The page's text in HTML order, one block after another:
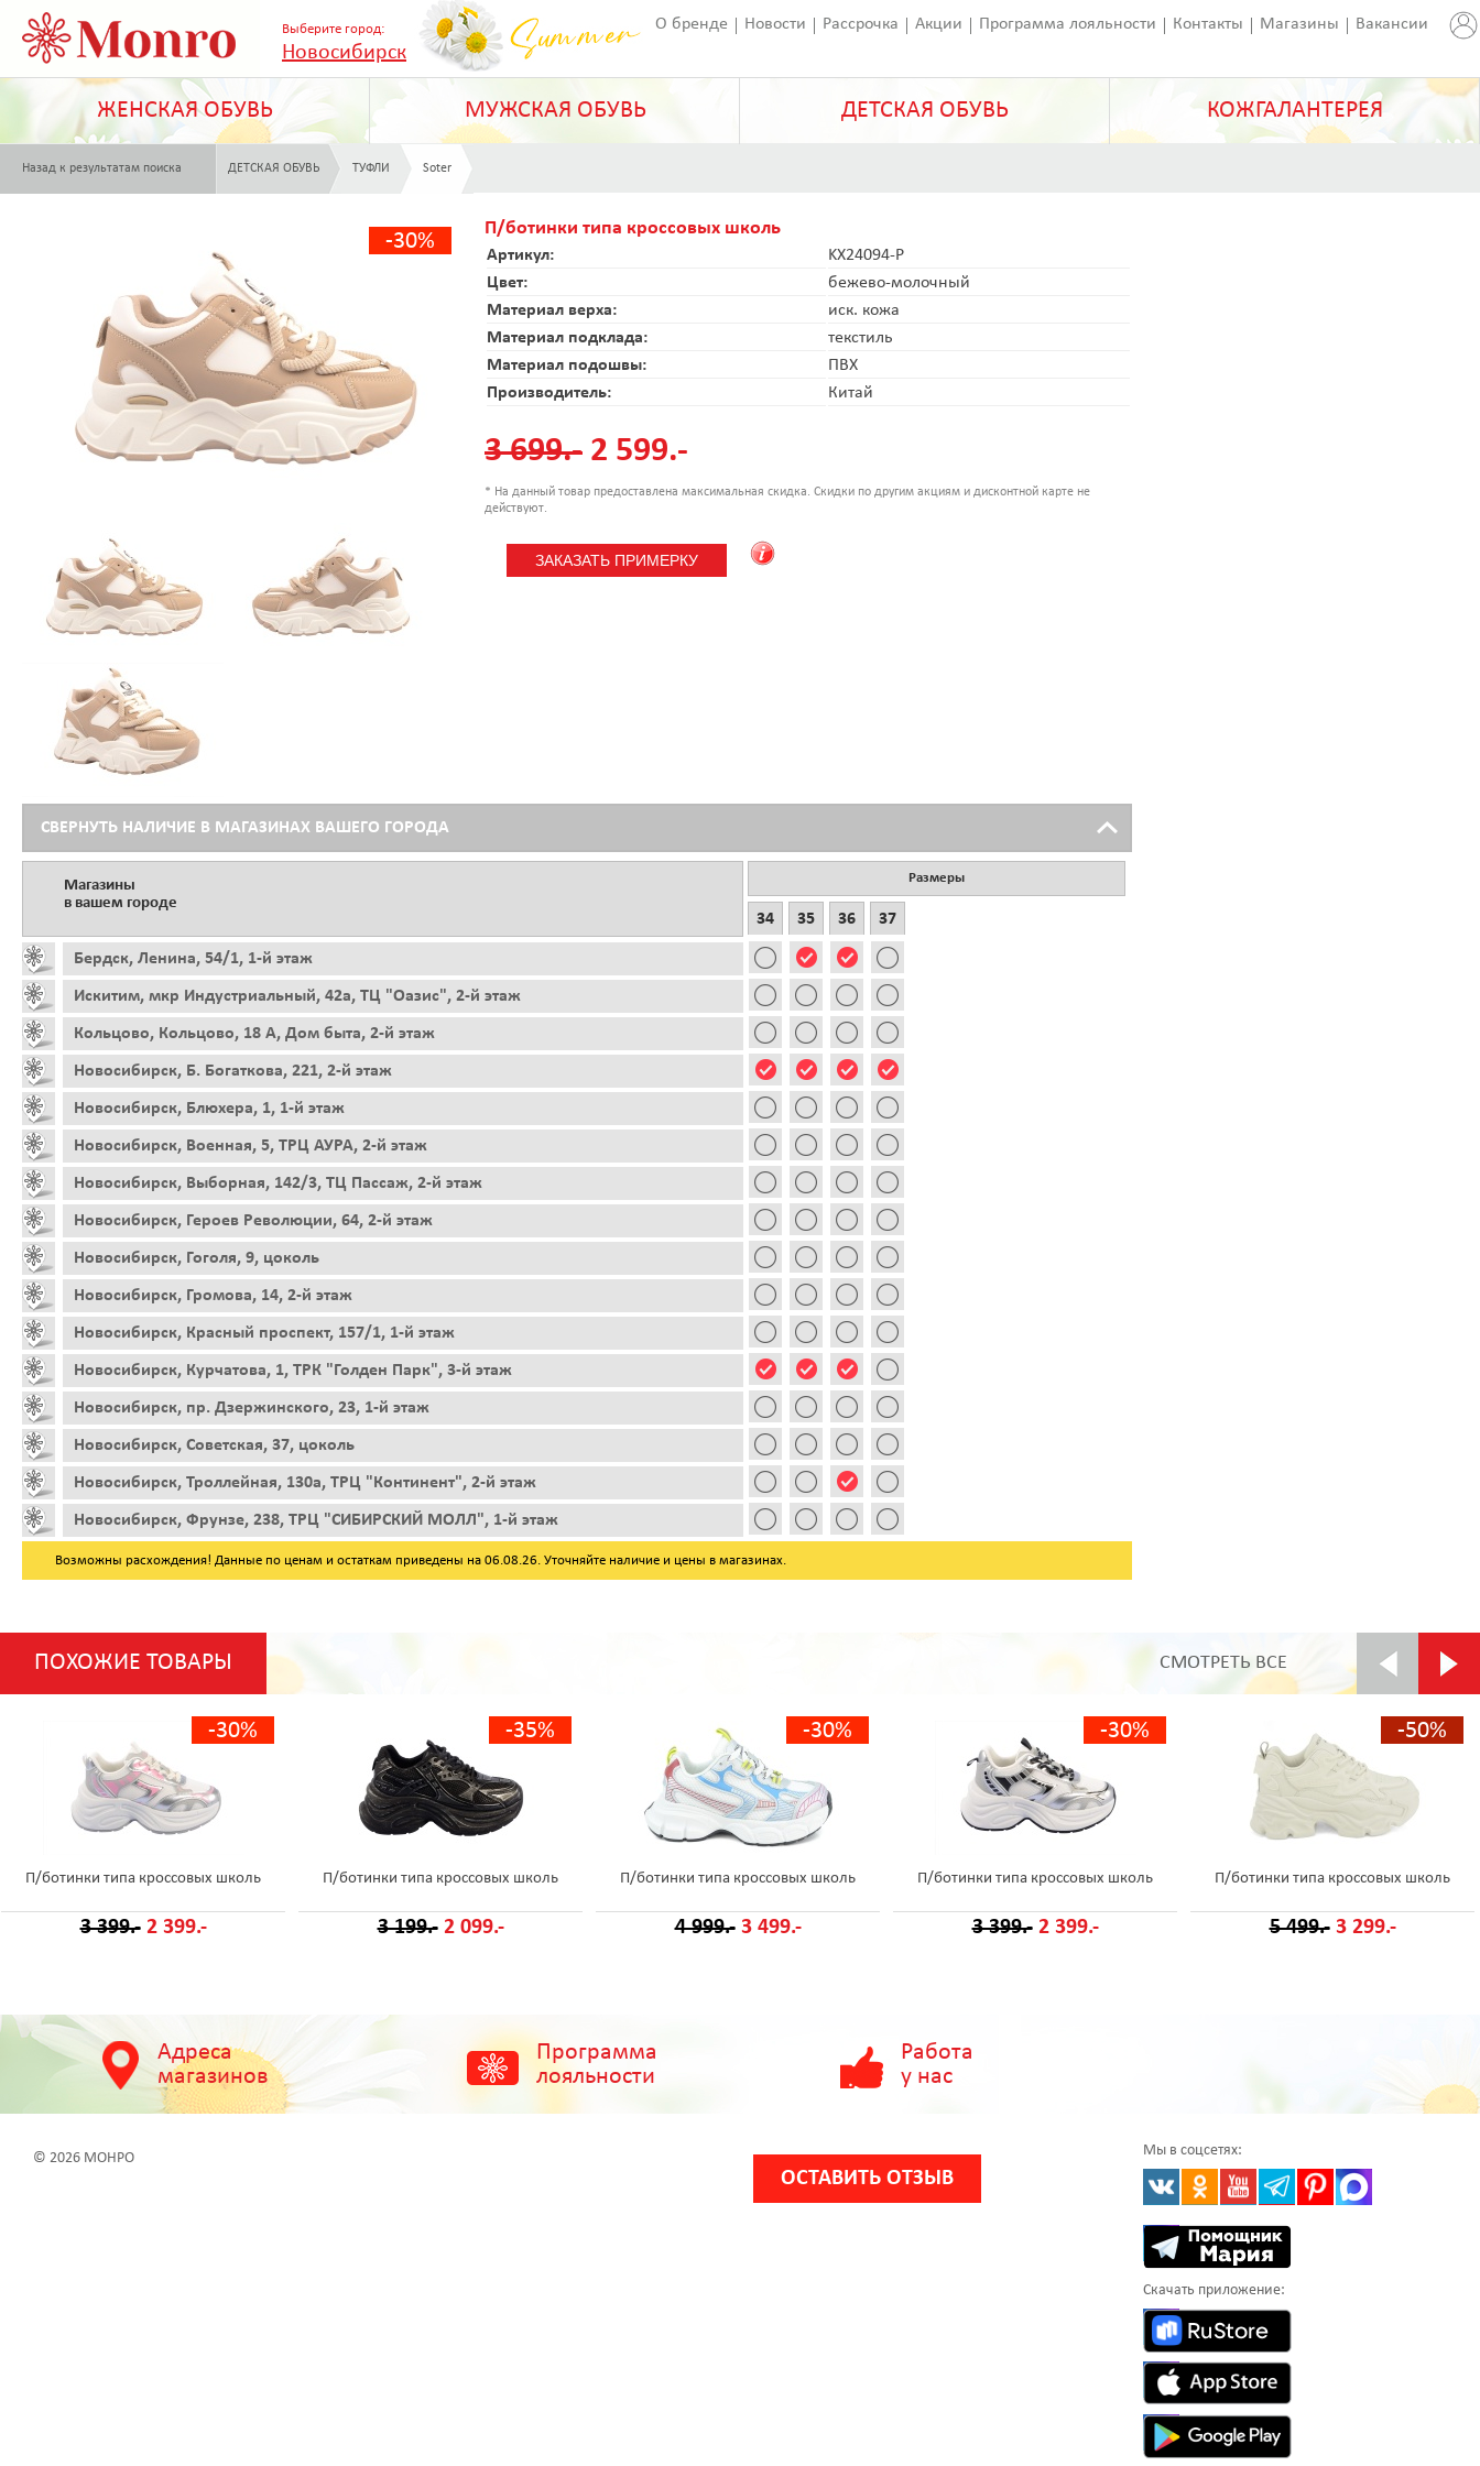
Выберите город:
Новосибирск
О бренде Новости Рассрочка Акции Программа лояльности Контакты Магазины Вакансии
ЖЕНСКАЯ ОБУВЬ МУЖСКАЯ ОБУВЬ ДЕТСКАЯ ОБУВЬ КОЖГАЛАНТЕРЕЯ
Назад к результатам поиска ДЕТСКАЯ ОБУВЬ ТУФЛИ Soter
-30%
П/ботинки типа кроссовых школь
Артикул:
KX24094-P
Цвет:
бежево-молочный
Материал верха:
иск. кожа
Материал подклада:
текстиль
Материал подошвы:
ПВХ
Производитель:
Китай
3 699.- 2 599.-
* На данный товар предоставлена максимальная скидка. Скидки по другим акциям и дисконтной карте не
действуют.
СВЕРНУТЬ НАЛИЧИЕ В МАГАЗИНАХ ВАШЕГО ГОРОДА
Магазины
в вашем городе
Бердск, Ленина, 54/1, 1-й этаж
Искитим, мкр Индустриальный, 42а, ТЦ "Оазис", 2-й этаж
Кольцово, Кольцово, 18 А, Дом быта, 2-й этаж
Новосибирск, Б. Богаткова, 221, 2-й этаж
Новосибирск, Блюхера, 1, 1-й этаж
Новосибирск, Военная, 5, ТРЦ АУРА, 2-й этаж
Новосибирск, Выборная, 142/3, ТЦ Пассаж, 2-й этаж
Новосибирск, Героев Революции, 64, 2-й этаж
Новосибирск, Гоголя, 9, цоколь
Новосибирск, Громова, 14, 2-й этаж
Новосибирск, Красный проспект, 157/1, 1-й этаж
Новосибирск, Курчатова, 1, ТРК "Голден Парк", 3-й этаж
Новосибирск, пр. Дзержинского, 23, 1-й этаж
Новосибирск, Советская, 37, цоколь
Новосибирск, Троллейная, 130а, ТРЦ "Континент", 2-й этаж
Новосибирск, Фрунзе, 238, ТРЦ "СИБИРСКИЙ МОЛЛ", 1-й этаж
Размеры
34 35 36 37
Возможны расхождения! Данные по ценам и остаткам приведены на 06.08.26. Уточняйте наличие и цены в магазинах.
ПОХОЖИЕ ТОВАРЫ СМОТРЕТЬ ВСЕ
-30%
П/ботинки типа кроссовых школь
3 399.- 2 399.-
-35%
П/ботинки типа кроссовых школь
3 199.- 2 099.-
-30%
П/ботинки типа кроссовых школь
4 999.- 3 499.-
-30%
П/ботинки типа кроссовых школь
3 399.- 2 399.-
-50%
П/ботинки типа кроссовых школь
5 499.- 3 299.-
Адреса
магазинов
Программа
лояльности
Работа
у нас
© 2026 МОНРО
ОСТАВИТЬ ОТЗЫВ
Мы в соцсетях:
Скачать приложение: